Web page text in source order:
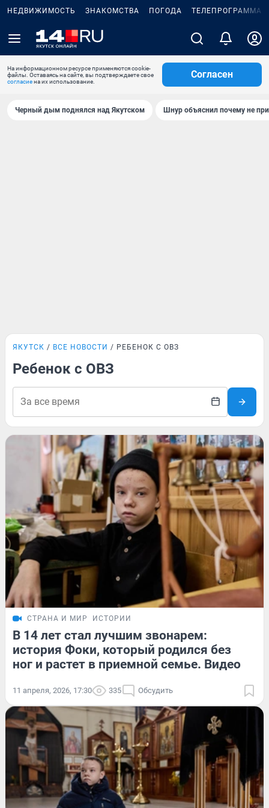
НЕДВИЖИМОСТЬ ЗНАКОМСТВА ПОГОДА ТЕЛЕПРОГРАММА
На информационном ресурсе применяются cookie-
файлы. Оставаясь на сайте, вы подтверждаете свое
согласиена их использование.
Согласен
Черный дым поднялся над Якутском Шнур объяснил почему не
ЯКУТСК ВСЕ НОВОСТИ РЕБЕНОК С ОВЗ
Ребенок с ОВЗ
СТРАНА И МИР ИСТОРИИ
В 14 лет стал лучшим звонарем:
история Фоки, который родился без
ног и растет в приемной семье. Видео
11 апреля, 2026, 17:30 335 Обсудить